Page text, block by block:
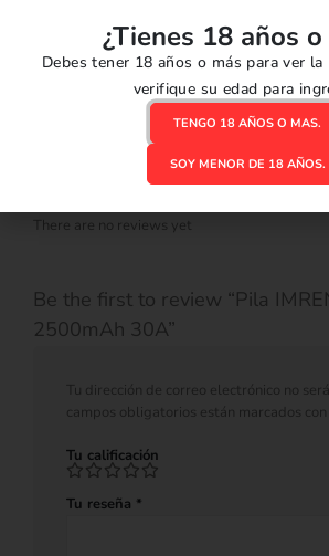
Reseñas
There are no reviews yet
Be the first to review “Pila
2500mAh 30A”
Tu dirección de correo electrónico no
campos obligatorios están marcados con
Tu calificación
Tu reseña *
¿Tienes 18 años o
Debes tener 18 años o más para ver
verifique su edad para
TENGO 18 AÑOS O MAS.
SOY MENOR DE 18 AÑOS.